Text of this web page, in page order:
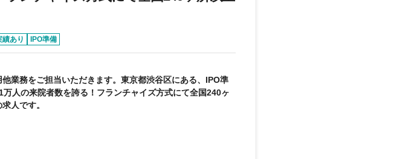
あり IPO準備
業務をご担当いただきます。東京都渋谷区にある、IPO準
人の来院者数を誇る！フランチャイズ方式にて全国240ヶ
人です。